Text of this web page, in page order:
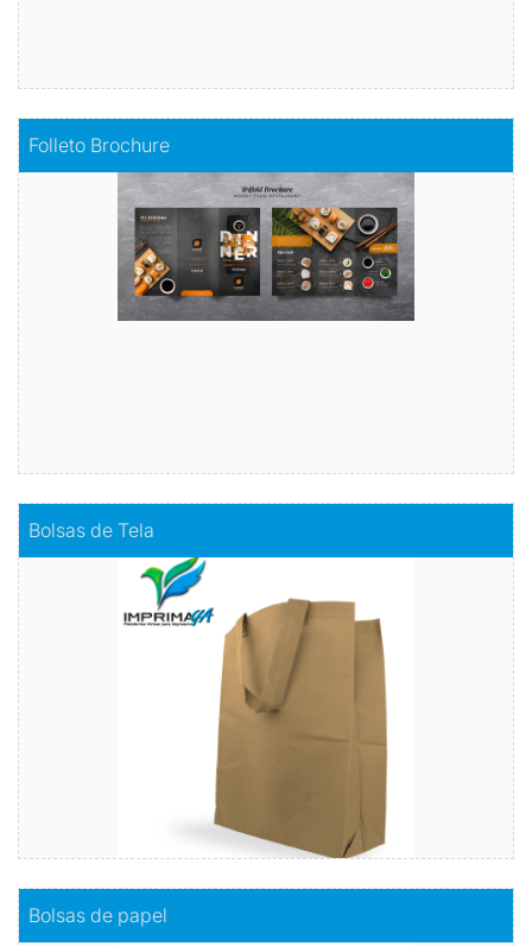
Folleto Brochure
Comunica tu mensaje de manera impactante
Comprar
Comprar
Bolsas de Tela
A comparación de las bolsas plásticas, estas serán más
resistentes y no se romperán con facilidad. Y el color es tu
Comprar
Comprar
Bolsas de papel
Comprar